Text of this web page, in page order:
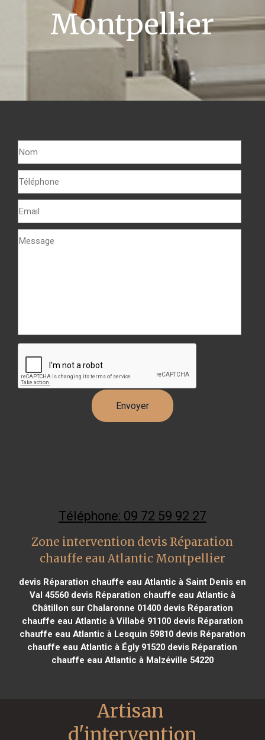
Montpellier
Téléphone: 09 72 59 92 27
Zone intervention devis Réparation
chauffe eau Atlantic Montpellier
devis Réparation chauffe eau Atlantic à Saint Denis en
Val 45560devis Réparation chauffe eau Atlantic à
Châtillon sur Chalaronne 01400devis Réparation
chauffe eau Atlantic à Villabé 91100devis Réparation
chauffe eau Atlantic à Lesquin 59810devis Réparation
chauffe eau Atlantic à Égly 91520 devis Réparation
chauffe eau Atlantic à Malzéville 54220
Artisan
d'intervention